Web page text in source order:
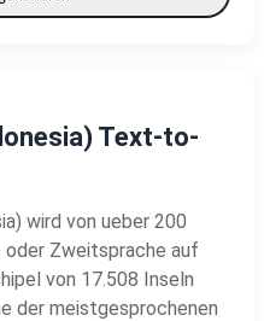
Text-to-
wird von ueber 200
oder Zweitsprache auf
von 17.508 Inseln
der meistgesprochenen